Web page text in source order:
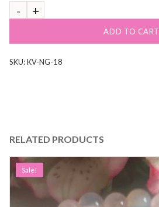
ADD TO CART
SKU:KV-NG-18
RELATED PRODUCTS
Sale!